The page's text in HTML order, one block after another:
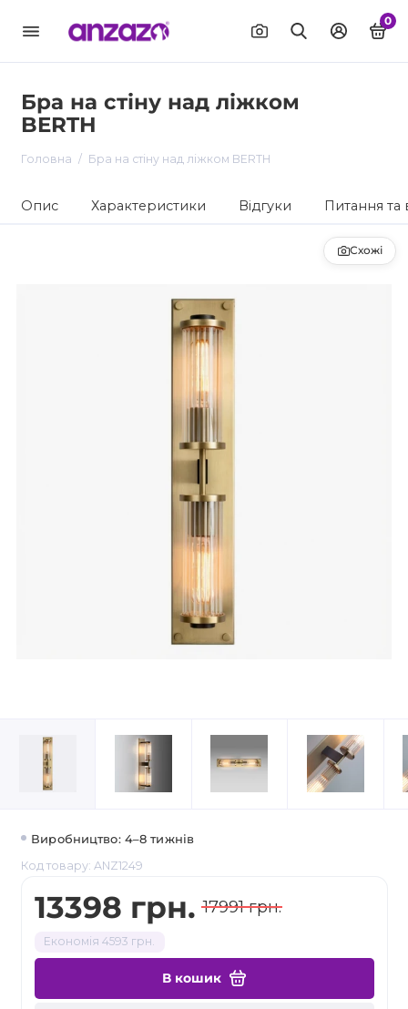
0
Бра на стіну над ліжком
BERTH
Головна Бра на стіну над ліжком BERTH
Опис Характеристики Відгуки Питання та
Схожі
Виробництво: 4–8 тижнів
Код товару: ANZ1249
13398 грн. 17991 грн.
Економія 4593 грн.
В кошик